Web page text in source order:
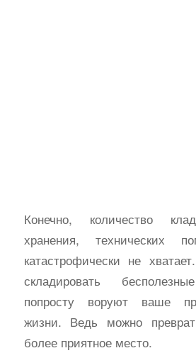
Конечно, количество
хранения, технических
катастрофически не
складировать
попросту воруют ваше
жизни. Ведь можно
более приятное место.